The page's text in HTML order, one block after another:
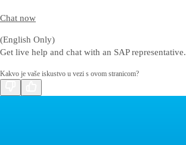
Chat now
(English Only)
Get live help and chat with an SAP representative.‎
Kontakt
Kakvo je vaše iskustvo u vezi s ovom stranicom?